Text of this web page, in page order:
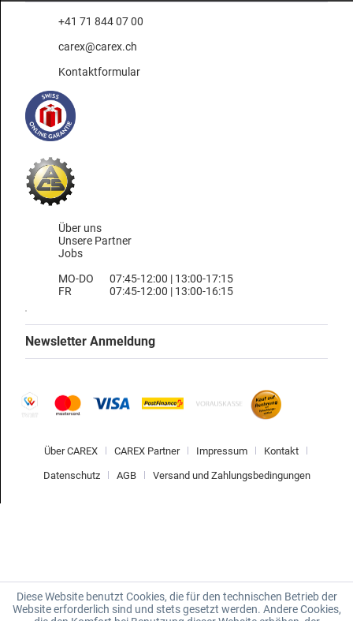
+41 71 844 07 00
carex@carex.ch
Kontaktformular
Über uns
Unsere Partner
Jobs
MO-DO
FR
07:45-12:00 | 13:00-17:15
07:45-12:00 | 13:00-16:15
Newsletter Anmeldung
Über CAREX CAREX Partner Impressum Kontakt
Datenschutz AGB Versand und Zahlungsbedingungen
Diese Website benutzt Cookies, die für den technischen Betrieb der
Website erforderlich sind und stets gesetzt werden. Andere Cookies,